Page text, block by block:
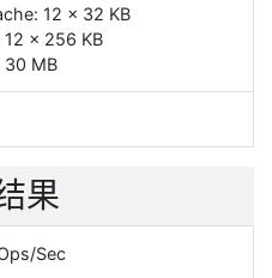
12 x 32 KB
12 x 256 KB
30 MB
果
Sec